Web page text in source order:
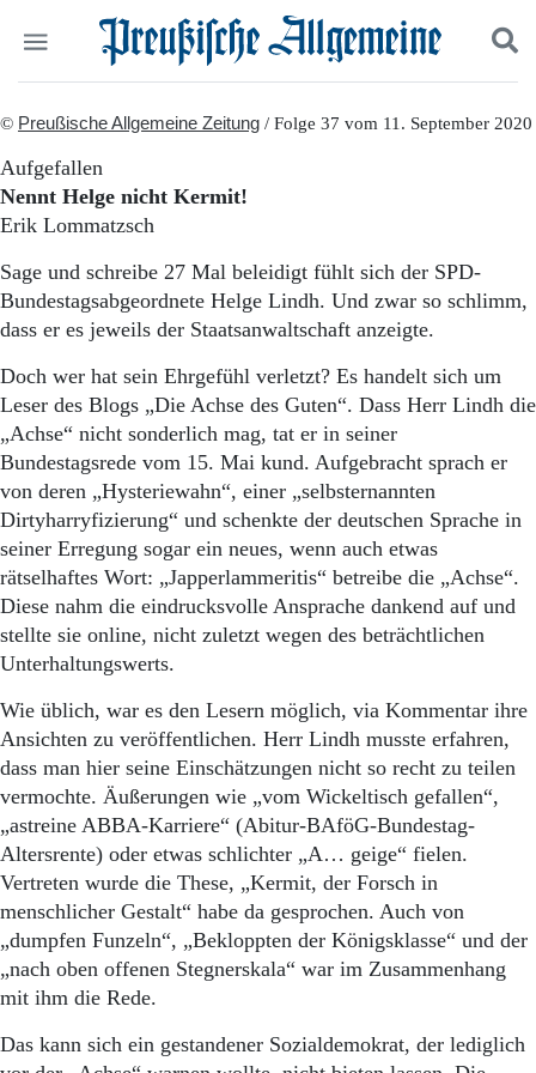
Start
Wer wir sind
Aktuelle Ausgabe
Abonnenten-Login
Abonnent werden
Abo Prämien
Archiv
Politik
Panorama
Geschichte
Ostpreußen
Pommern
Schlesien
Danzig und Westpreußen
Bücher
Kontakt
Impressum
Datenschutz
Suchen und finden
© Preußische Allgemeine Zeitung / Folge 37 vom 11. September 2020
Aufgefallen
Nennt Helge nicht Kermit!
Erik Lommatzsch
Sage und schreibe 27 Mal beleidigt fühlt sich der SPD-
Bundestagsabgeordnete Helge Lindh. Und zwar so schlimm,
dass er es jeweils der Staatsanwaltschaft anzeigte.
Doch wer hat sein Ehrgefühl verletzt? Es handelt sich um
Leser des Blogs „Die Achse des Guten“. Dass Herr Lindh die
„Achse“ nicht sonderlich mag, tat er in seiner
Bundestagsrede vom 15. Mai kund. Aufgebracht sprach er
von deren „Hysteriewahn“, einer „selbsternannten
Dirtyharryfizierung“ und schenkte der deutschen Sprache in
seiner Erregung sogar ein neues, wenn auch etwas
rätselhaftes Wort: „Japperlammeritis“ betreibe die „Achse“.
Diese nahm die eindrucksvolle Ansprache dankend auf und
stellte sie online, nicht zuletzt wegen des beträchtlichen
Unterhaltungswerts.
Wie üblich, war es den Lesern möglich, via Kommentar ihre
Ansichten zu veröffentlichen. Herr Lindh musste erfahren,
dass man hier seine Einschätzungen nicht so recht zu teilen
vermochte. Äußerungen wie „vom Wickeltisch gefallen“,
„astreine ABBA-Karriere“ (Abitur-BAföG-Bundestag-
Altersrente) oder etwas schlichter „A… geige“ fielen.
Vertreten wurde die These, „Kermit, der Forsch in
menschlicher Gestalt“ habe da gesprochen. Auch von
„dumpfen Funzeln“, „Bekloppten der Königsklasse“ und der
„nach oben offenen Stegnerskala“ war im Zusammenhang
mit ihm die Rede.
Das kann sich ein gestandener Sozialdemokrat, der lediglich